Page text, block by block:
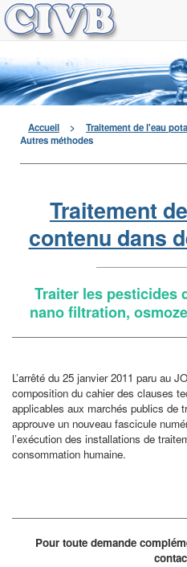
Accueil > Traitement de l'eau
Autres méthodes
Traitement
contenu dans
Traiter les pesticides
nano filtration,
L’arrêté du 25 janvier 2011 paru au
composition du cahier des clauses
applicables aux marchés publics de
approuve un nouveau fascicule
l’exécution des installations de
consommation humaine.
Pour toute demande